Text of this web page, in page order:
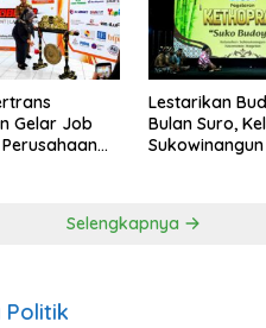
Gelar Job
Lestarikan
Bulan Suro,
Selengkapnya
Politik